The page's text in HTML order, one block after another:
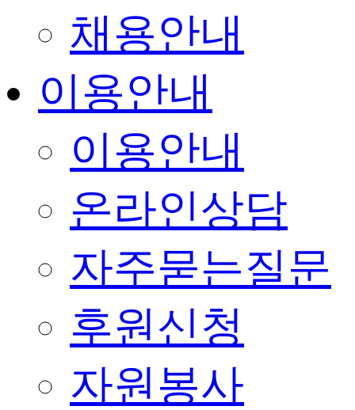
채용안내
이용안내
이용안내
온라인상담
자주묻는질문
후원신청
자원봉사